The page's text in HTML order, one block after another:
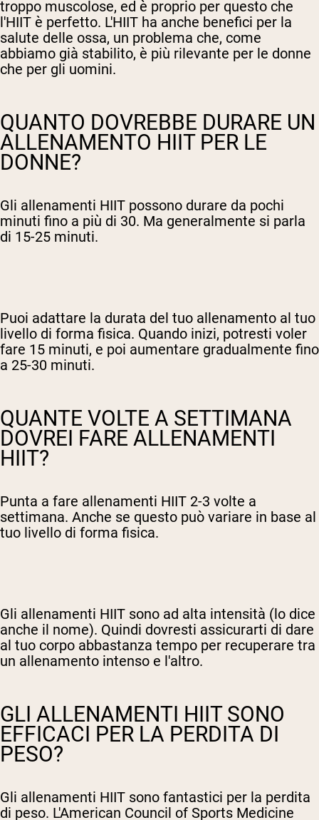
troppo muscolose, ed è proprio per questo che
l'HIIT è perfetto. L'HIIT ha anche benefici per la
salute delle ossa, un problema che, come
abbiamo già stabilito, è più rilevante per le donne
che per gli uomini.
QUANTO DOVREBBE DURARE UN
ALLENAMENTO HIIT PER LE
DONNE?
Gli allenamenti HIIT possono durare da pochi
minuti fino a più di 30. Ma generalmente si parla
di 15-25 minuti.
Puoi adattare la durata del tuo allenamento al tuo
livello di forma fisica. Quando inizi, potresti voler
fare 15 minuti, e poi aumentare gradualmente fino
a 25-30 minuti.
QUANTE VOLTE A SETTIMANA
DOVREI FARE ALLENAMENTI
HIIT?
Punta a fare allenamenti HIIT 2-3 volte a
settimana. Anche se questo può variare in base al
tuo livello di forma fisica.
Gli allenamenti HIIT sono ad alta intensità (lo dice
anche il nome). Quindi dovresti assicurarti di dare
al tuo corpo abbastanza tempo per recuperare tra
un allenamento intenso e l'altro.
GLI ALLENAMENTI HIIT SONO
EFFICACI PER LA PERDITA DI
PESO?
Gli allenamenti HIIT sono fantastici per la perdita
di peso. L'American Council of Sports Medicine